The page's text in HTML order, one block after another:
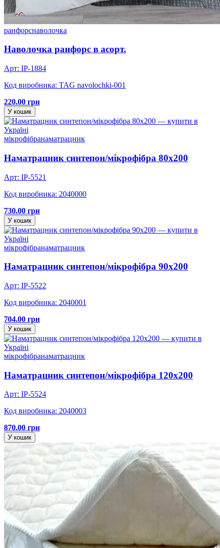
ранфорснаволочка
Наволочка ранфорс в асорт.
Арт: IP-1884
Код виробника: TAG navolochki-001
220.00 грн
У кошик
мікрофібранаматрацник
Наматрацник синтепон/мікрофібра 80х200
Арт: IP-5521
Код виробника: 2040000
730.00 грн
У кошик
мікрофібранаматрацник
Наматрацник синтепон/мікрофібра 90х200
Арт: IP-5522
Код виробника: 2040001
704.00 грн
У кошик
мікрофібранаматрацник
Наматрацник синтепон/мікрофібра 120х200
Арт: IP-5524
Код виробника: 2040003
870.00 грн
У кошик